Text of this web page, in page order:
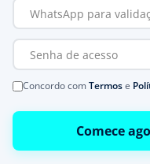
Concordo comTermose
Comece